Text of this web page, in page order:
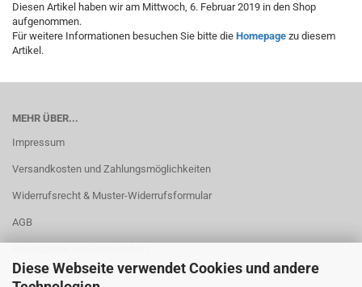
Diese Webseite verwendet Cookies und andere
Diesen Artikel haben wir am Mittwoch, 6. Februar 2019 in den Shop
aufgenommen.
Für weitere Informationen besuchen Sie bitte die Homepage zu diesem
Artikel.
MEHR ÜBER...
Impressum
Versandkosten und Zahlungsmöglichkeiten
Widerrufsrecht & Muster-Widerrufsformular
AGB
Cookie Einstellungen